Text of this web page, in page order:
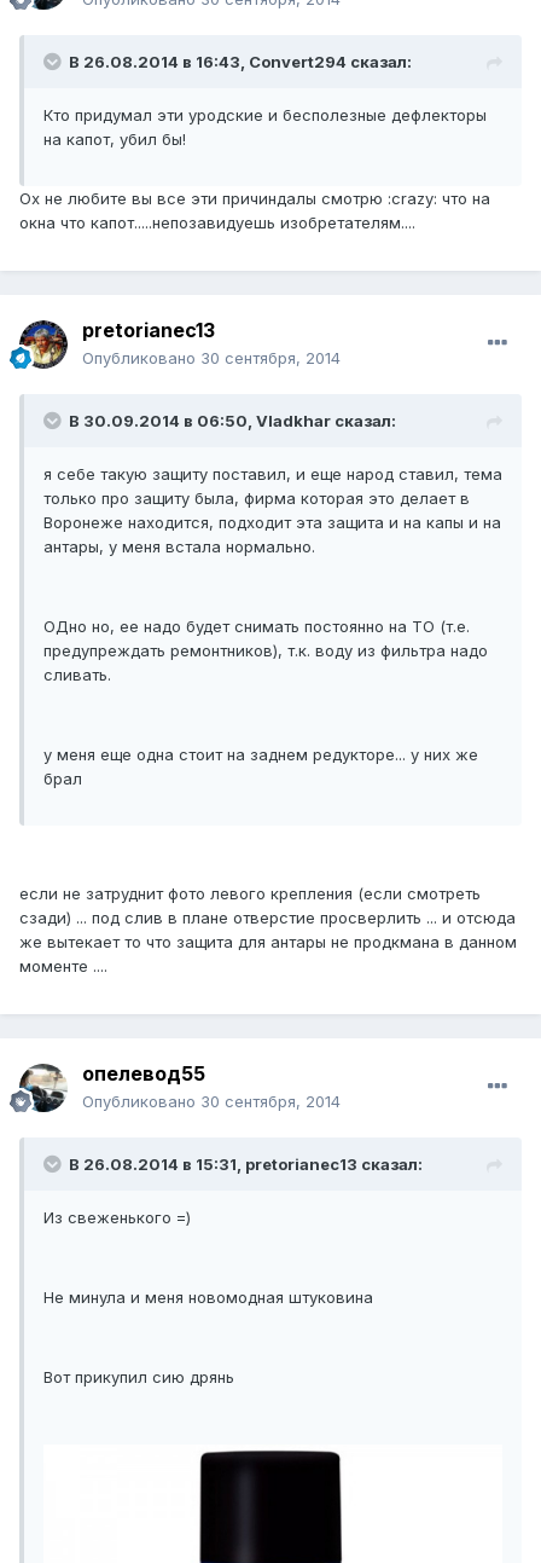
В 26.08.2014 в 16:43, Convert294 сказал:
Кто придумал эти уродские и бесполезные дефлекторы
на капот, убил бы!
Ох не любите вы все эти причиндалы смотрю :crazy: что на
окна что капот.....непозавидуешь изобретателям....
pretorianec13
Опубликовано 30 сентября, 2014
В 30.09.2014 в 06:50, Vladkhar сказал:
я себе такую защиту поставил, и еще народ ставил, тема
только про защиту была, фирма которая это делает в
Воронеже находится, подходит эта защита и на капы и на
антары, у меня встала нормально.
ОДно но, ее надо будет снимать постоянно на ТО (т.е.
предупреждать ремонтников), т.к. воду из фильтра надо
сливать.
у меня еще одна стоит на заднем редукторе... у них же
брал
если не затруднит фото левого крепления (если смотреть
сзади) ... под слив в плане отверстие просверлить ... и отсюда
же вытекает то что защита для антары не продкмана в данном
моменте ....
опелевод55
Опубликовано 30 сентября, 2014
В 26.08.2014 в 15:31, pretorianec13 сказал:
Из свеженького =)
Не минула и меня новомодная штуковина
Вот прикупил сию дрянь